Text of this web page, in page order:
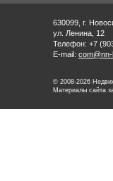
630099, г.
ул. Ленина, 12
Телефон: +7
E-mail:
© 2008-2026
Материалы сайта